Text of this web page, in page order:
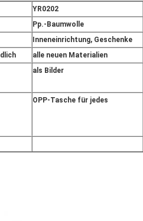
YR0202
Pp.-Baumwolle
Inneneinrichtung, Geschenke
alle neuen Materialien
als Bilder
OPP-Tasche für jedes